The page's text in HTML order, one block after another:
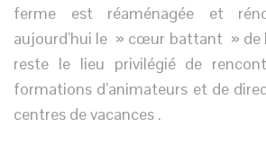
ferme est réaménagée et
aujourd’hui le » cœur battant » de
reste le lieu privilégié de
formations d’animateurs et de
centres de vacances .